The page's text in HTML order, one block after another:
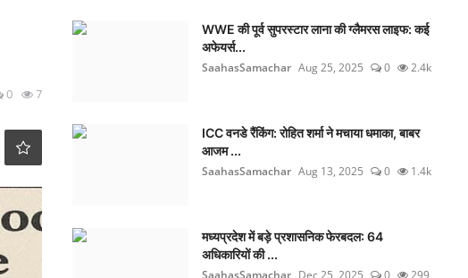
0 7
WWE की पूर्व सुपरस्टार लाना की ग्लैमरस लाइफ: कई
अफेयर्स...
SaahasSamachar Aug 25, 2025 0 2.4k
ICC वनडे रैंकिंग: रोहित शर्मा ने मचाया धमाका, बाबर
आजम ...
SaahasSamachar Aug 13, 2025 0 1.4k
मध्यप्रदेश में बड़े प्रशासनिक फेरबदल: 64
अधिकारियों की ...
SaahasSamachar Dec 25, 2025 0 299